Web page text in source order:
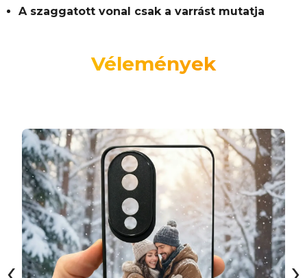
A szaggatott vonal csak a varrást mutatja
Vélemények